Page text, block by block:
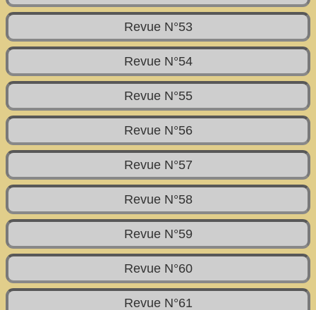
Revue N°53
Revue N°54
Revue N°55
Revue N°56
Revue N°57
Revue N°58
Revue N°59
Revue N°60
Revue N°61